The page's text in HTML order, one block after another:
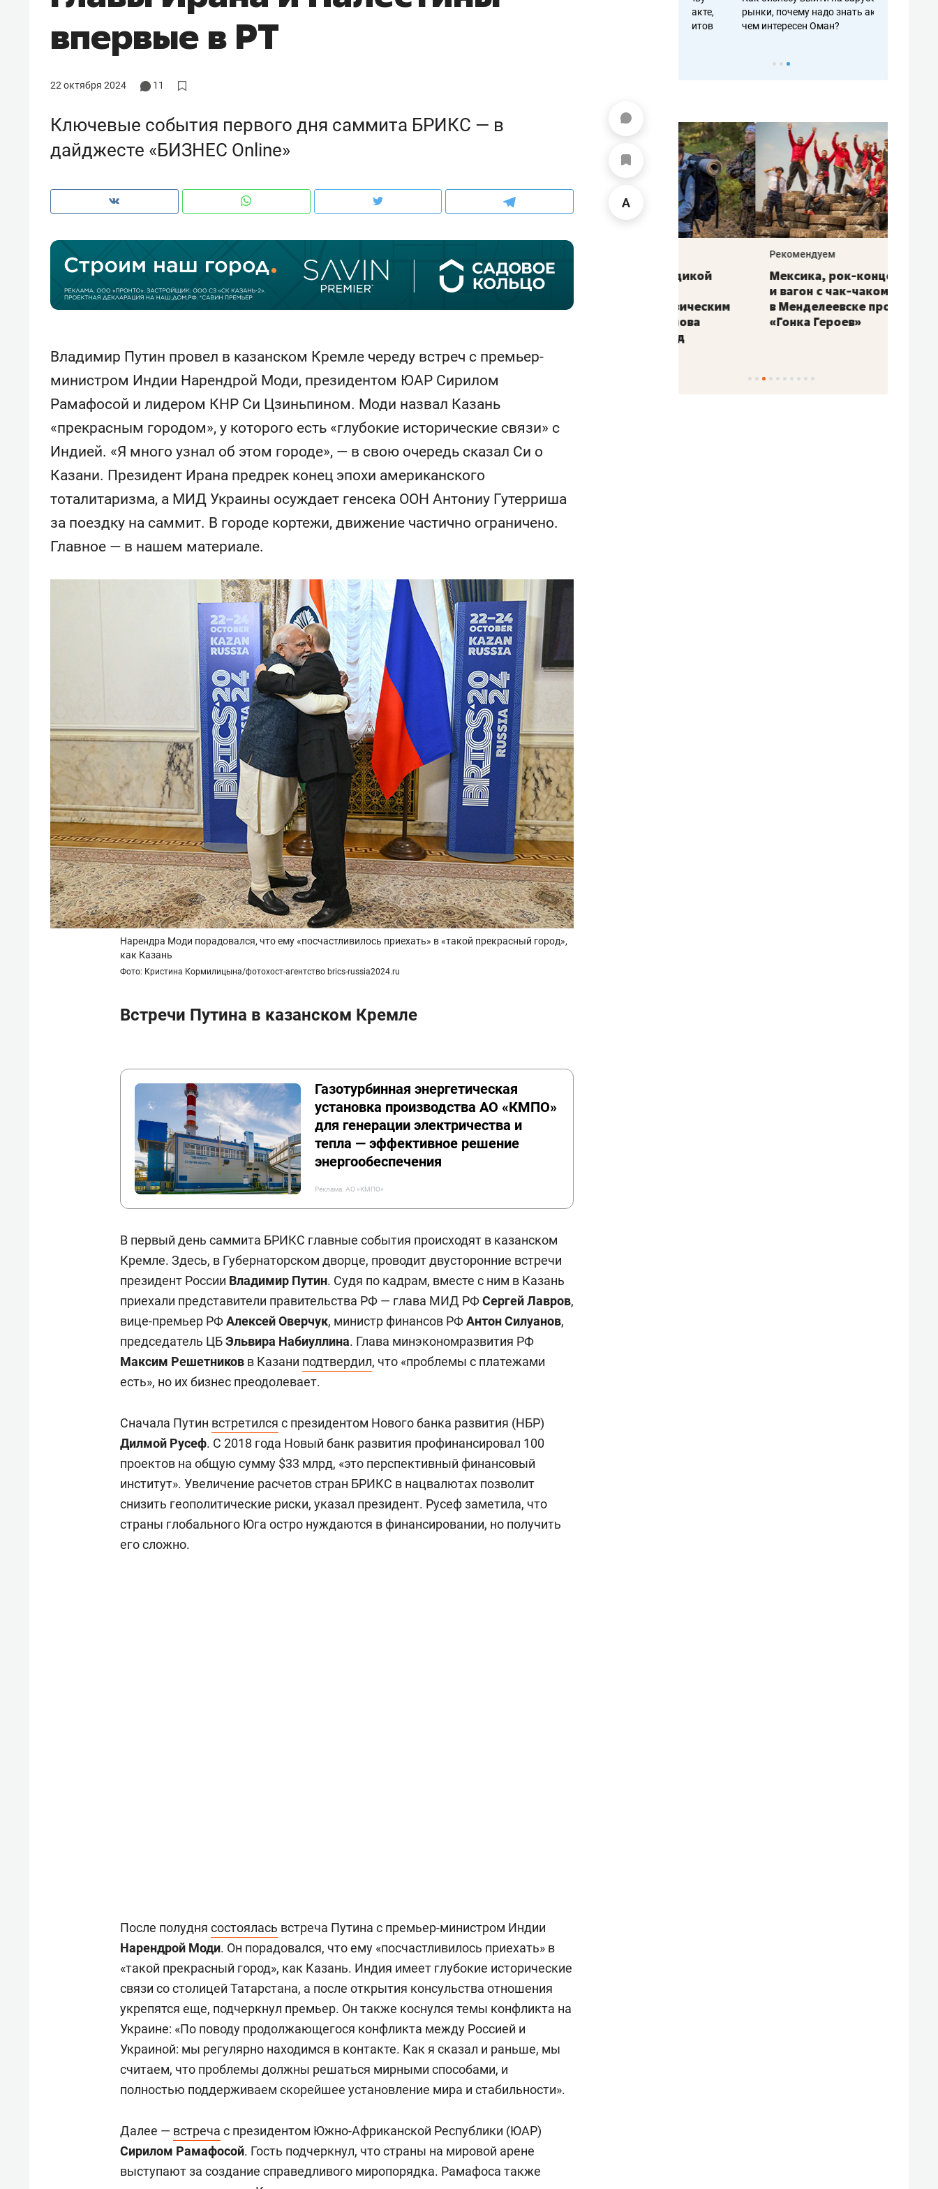
впервые в РТ
22 октября 2024 11
Ключевые события первого дня саммита БРИКС — в
дайджесте «БИЗНЕС Online»
Владимир Путин провел в казанском Кремле череду встреч с премьер-
министром Индии Нарендрой Моди, президентом ЮАР Сирилом
Рамафосой и лидером КНР Си Цзиньпином. Моди назвал Казань
«прекрасным городом», у которого есть «глубокие исторические связи» с
Индией. «Я много узнал об этом городе», — в свою очередь сказал Си о
Казани. Президент Ирана предрек конец эпохи американского
тоталитаризма, а МИД Украины осуждает генсека ООН Антониу Гутерриша
за поездку на саммит. В городе кортежи, движение частично ограничено.
Главное — в нашем материале.
Нарендра Моди порадовался, что ему «посчастливилось приехать» в «такой прекрасный город»,
как Казань
Фото: Кристина Кормилицына/фотохост-агентство brics-russia2024.ru
Встречи Путина в казанском Кремле
Газотурбинная энергетическая
установка производства АО «КМПО»
для генерации электричества и
тепла — эффективное решение
энергообеспечения
Реклама. АО «КМПО»
В первый день саммита БРИКС главные события происходят в казанском
Кремле. Здесь, в Губернаторском дворце, проводит двусторонние встречи
президент России Владимир Путин. Судя по кадрам, вместе с ним в Казань
приехали представители правительства РФ — глава МИД РФСергей Лавров,
вице-премьер РФАлексей Оверчук, министр финансов РФАнтон Силуанов,
председатель ЦБЭльвира Набиуллина. Глава минэкономразвития РФ
Максим Решетников в Казани подтвердил, что «проблемы с платежами
есть», но их бизнес преодолевает.
Сначала Путин встретился с президентом Нового банка развития (НБР)
Дилмой Русеф. С 2018 года Новый банк развития профинансировал 100
проектов на общую сумму $33 млрд, «это перспективный финансовый
институт». Увеличение расчетов стран БРИКС в нацвалютах позволит
снизить геополитические риски, указал президент. Русеф заметила, что
страны глобального Юга остро нуждаются в финансировании, но получить
его сложно.
После полудня состоялась встреча Путина с премьер-министром Индии
Нарендрой Моди. Он порадовался, что ему «посчастливилось приехать» в
«такой прекрасный город», как Казань. Индия имеет глубокие исторические
связи со столицей Татарстана, а после открытия консульства отношения
укрепятся еще, подчеркнул премьер. Он также коснулся темы конфликта на
Украине: «По поводу продолжающегося конфликта между Россией и
Украиной: мы регулярно находимся в контакте. Как я сказал и раньше, мы
считаем, что проблемы должны решаться мирными способами, и
полностью поддерживаем скорейшее установление мира и стабильности».
Далее — встреча с президентом Южно-Африканской Республики (ЮАР)
Сирилом Рамафосой. Гость подчеркнул, что страны на мировой арене
выступают за создание справедливого миропорядка. Рамафоса также
рынки, почему надо знать аксакалов и
чем интересен Оман?
рынки, почему надо знать аксакалов и
чем интересен Оман?
Как ГК «МИР ГРУПП» и ВТБ
создают оазис жилого
комфорта под Казанью
150 камер до квартиры и Face
ID вместо ключа: какой будет
безопасность в ЖК «Нова»
Опыт выживания в дикой
природе, работа
с ментальным и физическим
Мексика, рок-концерт
и вагон с чак-чаком: как
в Менделеевске прошла
«Гонка Героев»